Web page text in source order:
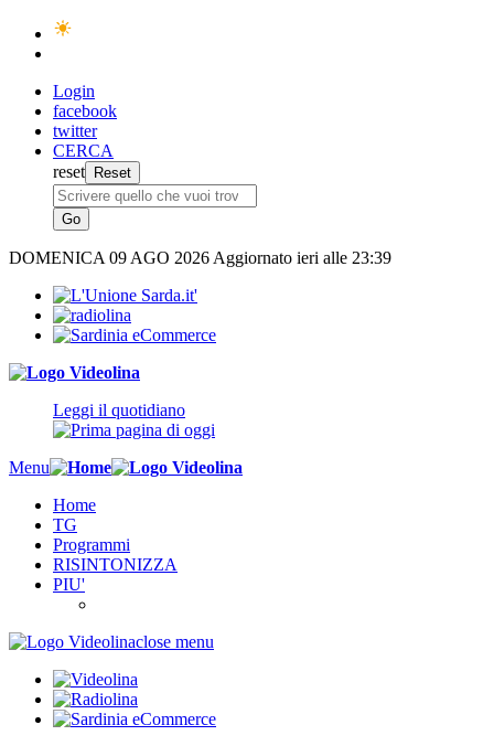
Login
facebook
twitter
CERCA
reset
DOMENICA 09 AGO 2026 Aggiornato ieri alle 23:39
Leggi il quotidiano
Menu
Home
TG
Programmi
RISINTONIZZA
PIU'
close menu